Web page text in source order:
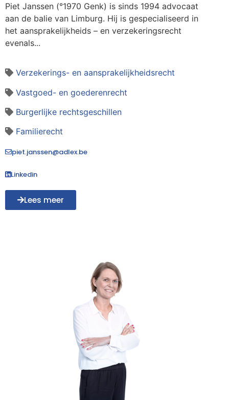
Piet Janssen (°1970 Genk) is sinds 1994 advocaat
aan de balie van Limburg. Hij is gespecialiseerd in
het aansprakelijkheids – en verzekeringsrecht
evenals...
Verzekerings- en aansprakelijkheidsrecht
Vastgoed- en goederenrecht
Burgerlijke rechtsgeschillen
Familierecht
piet.janssen@adlex.be
Linkedin
Lees meer